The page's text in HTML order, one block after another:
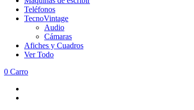
Teléfonos
TecnoVintage
Audio
Cámaras
Afiches y Cuadros
Ver Todo
0 Carro